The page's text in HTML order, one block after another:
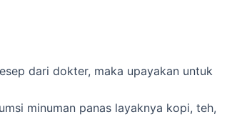
dari dokter, maka upayakan untuk
minuman panas layaknya kopi, teh,